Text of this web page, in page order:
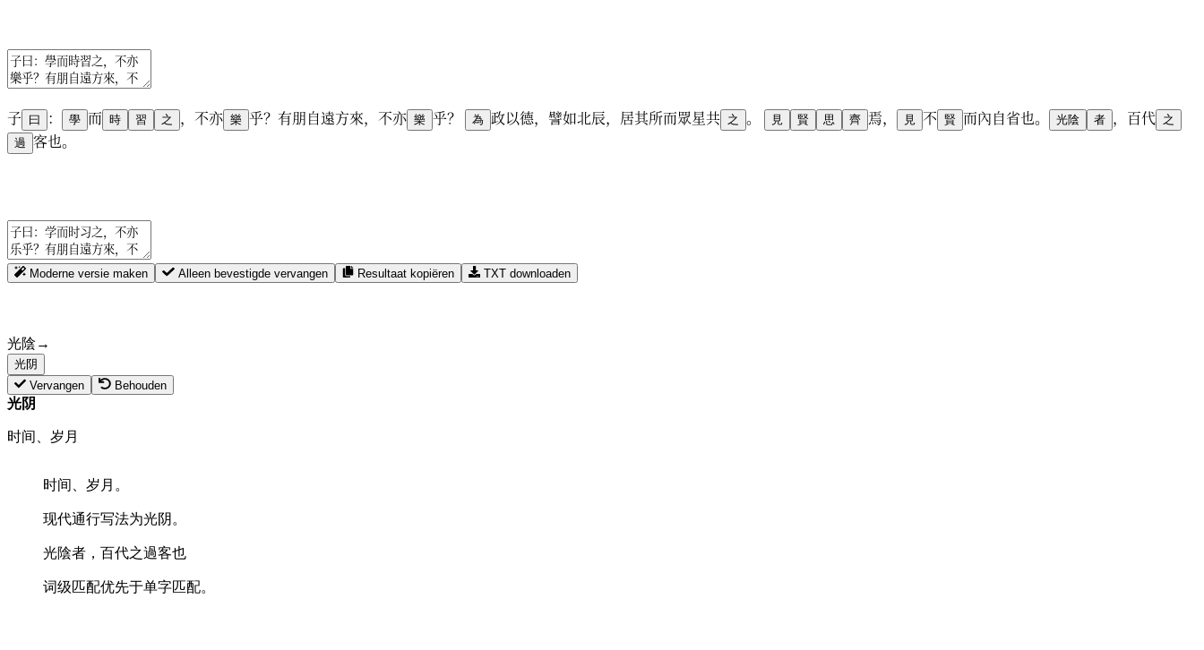
子 曰 ： 學 而 時 習 之 ， 不亦 樂 乎？ 有朋自遠方來， 不亦 樂 乎？ 為 政以德， 譬如北辰， 居其所而眾星共 之 。 見 賢 思 齊 焉， 見 不 賢 而內自省也。 光陰 者 ， 百代 之
過
客也。
Moderne versie maken Alleen bevestigde vervangen Resultaat kopiëren TXT downloaden
光陰 →
光阴
Vervangen
Behouden
光阴
时间、岁月
时间、岁月。
现代通行写法为“光阴”。
光陰者，百代之過客也
词级匹配优先于单字匹配。